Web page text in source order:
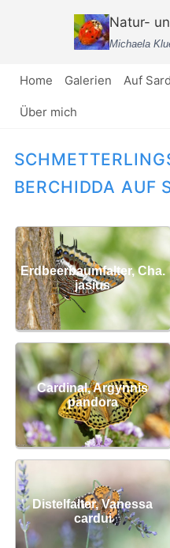
Natur-
Michaela
Home Galerien Auf
Über mich
BERCHIDDA AUF
Erdbeerbaumfalter, Cha.
jasius
Cardinal, Argynnis
pandora
Distelfalter, Vanessa
cardui